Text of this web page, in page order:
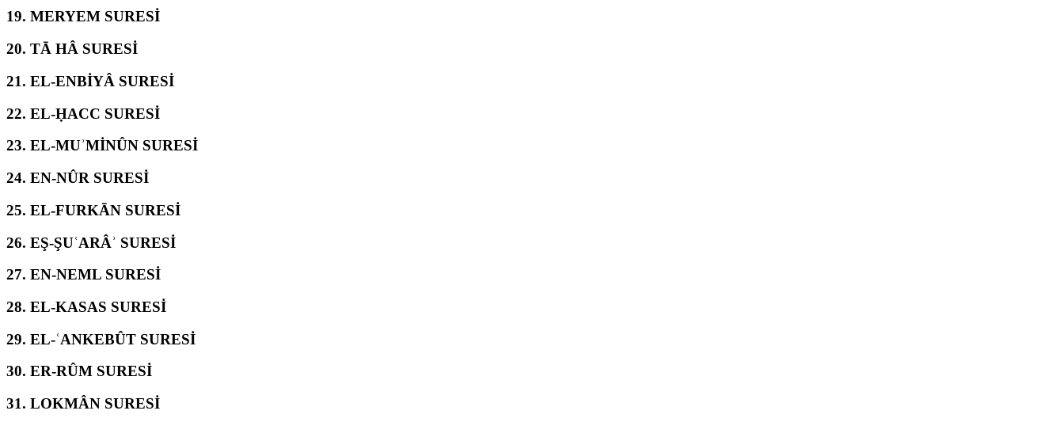
19. MERYEM SURESİ
20. TĀ HÂ SURESİ
21. EL-ENBİYÂ SURESİ
22. EL-ḤACC SURESİ
23. EL-MUʾMİNÛN SURESİ
24. EN-NÛR SURESİ
25. EL-FURKĀN SURESİ
26. EŞ-ŞUʿARÂʾ SURESİ
27. EN-NEML SURESİ
28. EL-KASAS SURESİ
29. EL-ʿANKEBÛT SURESİ
30. ER-RÛM SURESİ
31. LOKMÂN SURESİ